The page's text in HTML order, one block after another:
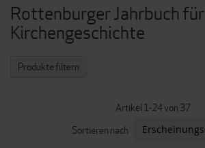
Rottenburger Jahrbuch für
Kirchengeschichte
Artikel 1-24von 37
Sortieren nach
Produkte filtern